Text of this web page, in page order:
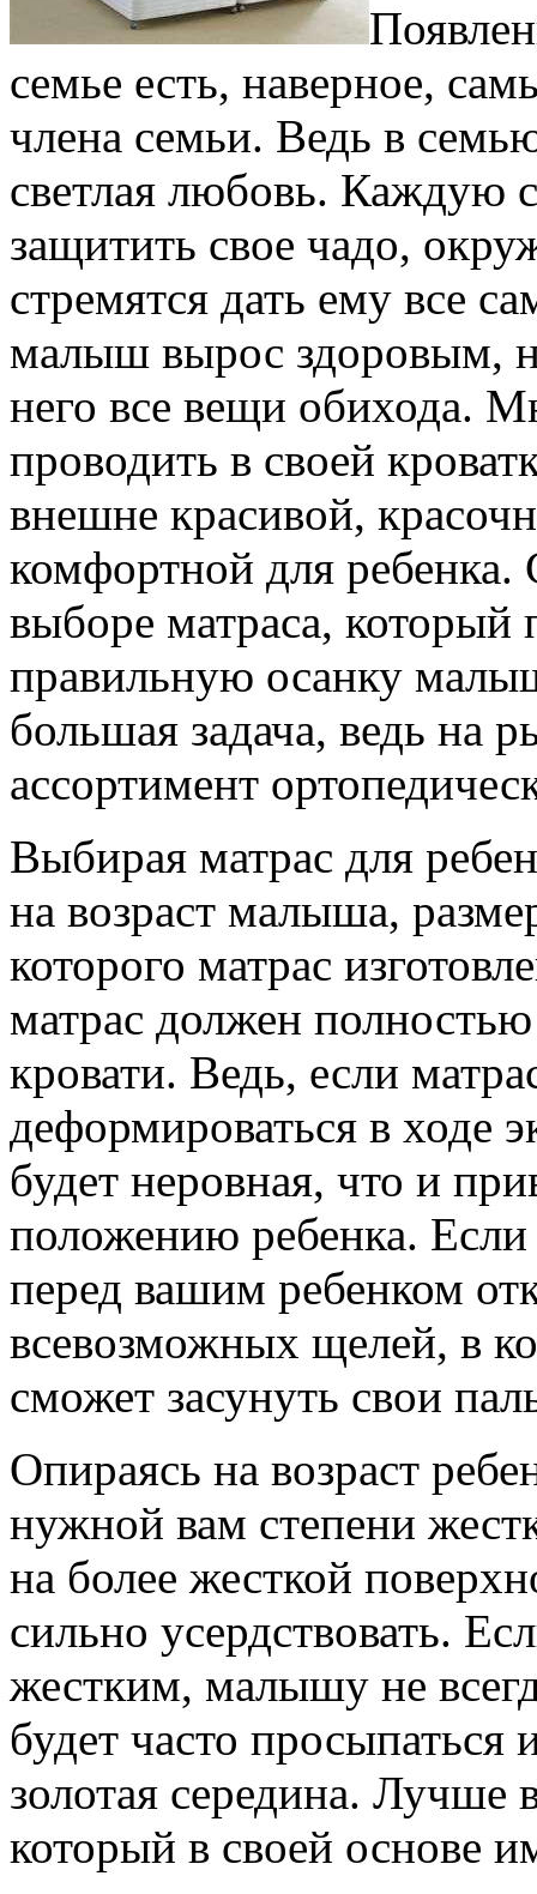
семье есть, наверное,
члена семьи. Ведь в
светлая любовь. Каждую
защитить свое чадо,
стремятся дать ему все
малыш вырос здоровым,
него все вещи обихода.
проводить в своей
внешне красивой,
комфортной для ребенка.
выборе матраса,
правильную осанку
большая задача, ведь на
ассортимент
Выбирая матрас для
на возраст малыша,
которого матрас
матрас должен полностью
кровати. Ведь, если
деформироваться в ходе
будет неровная, что и
положению ребенка.
перед вашим ребенком
всевозможных щелей, в
сможет засунуть свои
Опираясь на возраст
нужной вам степени
на более жесткой
сильно усердствовать.
жестким, малышу не
будет часто просыпаться
золотая середина. Лучше
который в своей основе